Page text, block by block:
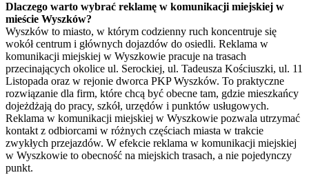
Dlaczego warto wybrać reklamę w komunikacji miejskiej w
mieście Wyszków?
Wyszków to miasto, w którym codzienny ruch koncentruje się
wokół centrum i głównych dojazdów do osiedli. Reklama w
komunikacji miejskiej w Wyszkowie pracuje na trasach
przecinających okolice ul. Serockiej, ul. Tadeusza Kościuszki, ul. 11
Listopada oraz w rejonie dworca PKP Wyszków. To praktyczne
rozwiązanie dla firm, które chcą być obecne tam, gdzie mieszkańcy
dojeżdżają do pracy, szkół, urzędów i punktów usługowych.
Reklama w komunikacji miejskiej w Wyszkowie pozwala utrzymać
kontakt z odbiorcami w różnych częściach miasta w trakcie
zwykłych przejazdów. W efekcie reklama w komunikacji miejskiej
w Wyszkowie to obecność na miejskich trasach, a nie pojedynczy
punkt.